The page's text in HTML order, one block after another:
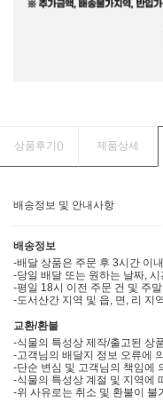
상품후기() 제품상세
배송정보 및 안내사항
배송정보
-배달 상품은 주문 후 3시간 이
-당일 배달 또는 원하는 날짜,
-평일 18시 이전 주문 건 및 주
-도서산간 지역 및 읍, 면, 리 지
교환/환불
-식물의 특성상 제작/출고된 상
-고객님의 배달지 정보 오류에
-단순 변심 및 고객님의 책임에
-식물의 특성상 계절 및 지역에
-위 사유로는 취소 및 환불이 불